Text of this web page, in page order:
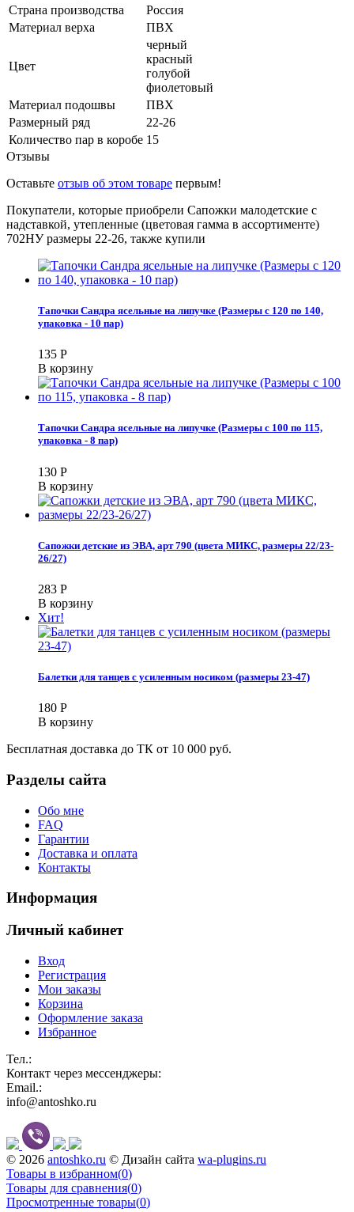
Страна производства
Россия
Материал верха
ПВХ
Цвет
черный
красный
голубой
фиолетовый
Материал подошвы
ПВХ
Размерный ряд
22-26
Количество пар в коробе 15
Отзывы
Оставьте отзыв об этом товаре первым!
Покупатели, которые приобрели Сапожки малодетские с
надставкой, утепленные (цветовая гамма в ассортименте)
702НУ размеры 22-26, также купили
Тапочки Сандра ясельные на липучке (Размеры с 120 по 140,
упаковка - 10 пар)
135 Р
В корзину
Тапочки Сандра ясельные на липучке (Размеры с 100 по 115,
упаковка - 8 пар)
130 Р
В корзину
Сапожки детские из ЭВА, арт 790 (цвета МИКС, размеры 22/23-
26/27)
283 Р
В корзину
Хит!
Балетки для танцев с усиленным носиком (размеры 23-47)
180 Р
В корзину
Бесплатная доставка до ТК от 10 000 руб.
Разделы сайта
Обо мне
FAQ
Гарантии
Доставка и оплата
Контакты
Информация
Личный кабинет
Вход
Регистрация
Мои заказы
Корзина
Оформление заказа
Избранное
Тел.:
Контакт через мессенджеры:
Email.:
info@antoshko.ru
© 2026 antoshko.ru © Дизайн сайта wa-plugins.ru
Товары в избранном(0)
Товары для сравнения(0)
Просмотренные товары(0)